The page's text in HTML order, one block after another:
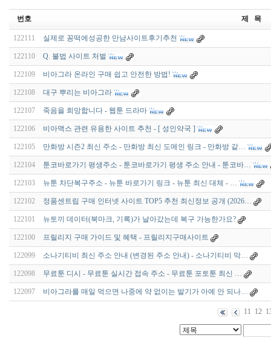
번호 제 목
122111 실제로 꽁떡에성공한 만남사이트후기추천
122110 Q. 불법 사이트 처벌
122109 비아그라 온라인 구매 쉽고 안전한 방법!
122108 대구 뿌리는 비아그라
122107 죽음을 희망합니다 - 웹툰 드라마
122106 비아맥스 관련 유용한 사이트 추천 - [ 성인약국 ]
122105 만화방 시즌2 최신 주소 - 만화방 최신 도메인 링크 - 만화방 같…
122104 툰코바로가기 평생주소 - 툰코바로가기 평생 주소 안내 - 툰코바…
122103 뉴툰 차단복구주소 - 뉴툰 바로가기 링크 - 뉴툰 최신 대체 - …
122102 정품센트립 구매 인터넷 사이트 TOP5 추천 최신정보 공개 (2026…
122101 뉴토끼 데이터(북마크, 기록)가 날아갔는데 복구 가능한가요?
122100 프릴리지 구매 가이드 및 혜택 - 프릴리지구매사이트
122099 소나기티비 최신 주소 안내 (변경된 주소 안내) - 소나기티비 막…
122098 무료툰 디시 - 무료툰 실시간 접속 주소 - 무료툰 포토툰 최신 …
122097 비아그라를 매일 먹으면 나중에 약 없이는 발기가 아예 안 되나…
11 12